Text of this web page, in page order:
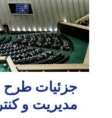
جزئیات
مدیریت و